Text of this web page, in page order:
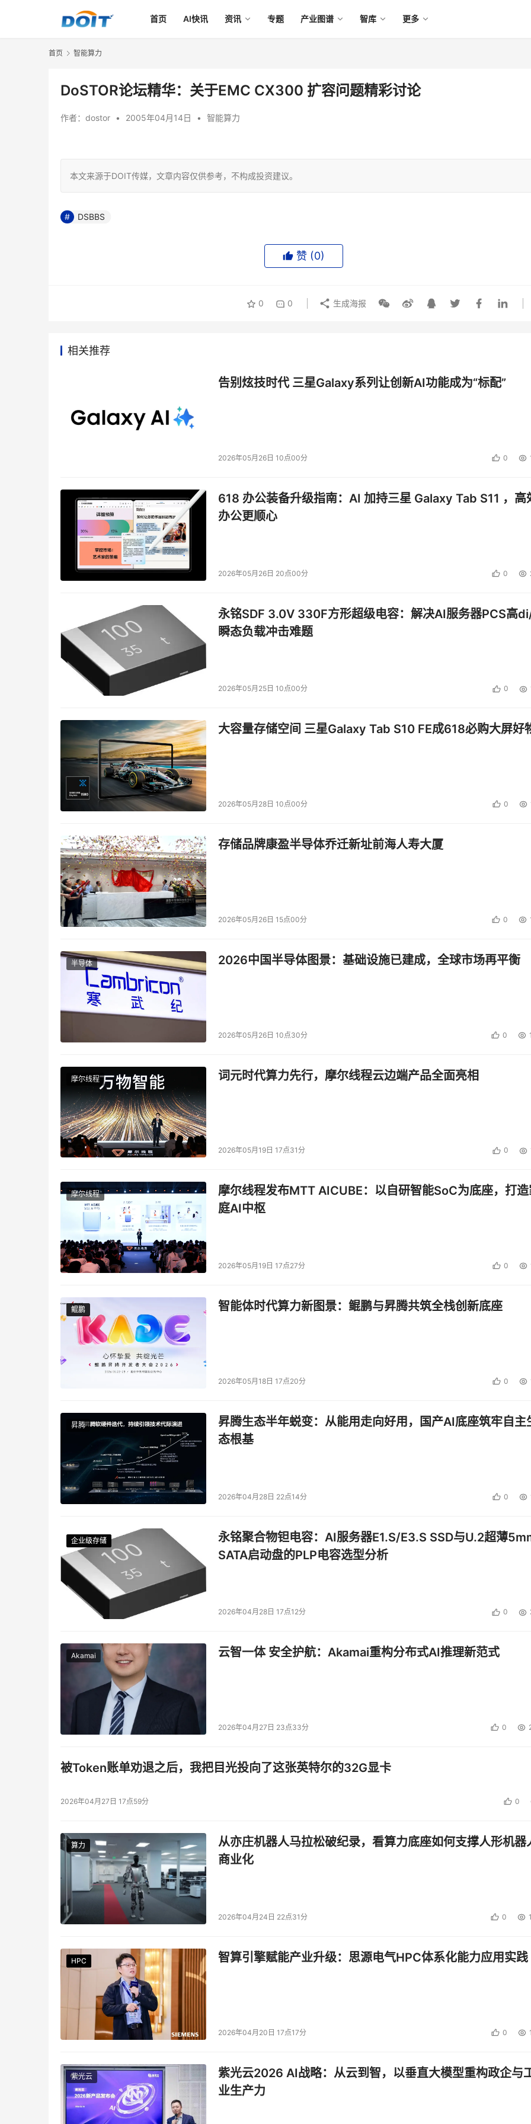
首页 AI快讯 资讯 专题 产业图谱 智库 更多
首页 智能算力
DoSTOR论坛精华：关于EMC CX300 扩容问题精彩讨论
作者： dostor • 2005年04月14日 • 智能算力
本文来源于DOIT传媒，文章内容仅供参考，不构成投资建议。
DSBBS
赞 (0)
0 0 生成海报
相关推荐
告别炫技时代 三星Galaxy系列让创新AI功能成为“标配”
2026年05月26日 10点00分 0
618 办公装备升级指南：AI 加持三星 Galaxy Tab S11 ，高
办公更顺心
2026年05月26日 20点00分 0
永铭SDF 3.0V 330F方形超级电容：解决AI服务器PCS高
瞬态负载冲击难题
2026年05月25日 10点00分 0
大容量存储空间 三星Galaxy Tab S10 FE成618必购大屏好
2026年05月28日 10点00分 0
存储品牌康盈半导体乔迁新址前海人寿大厦
2026年05月26日 15点00分 0
半导体 2026中国半导体图景：基础设施已建成，全球市场再平衡
2026年05月26日 10点30分 0
摩尔线程 词元时代算力先行，摩尔线程云边端产品全面亮相
2026年05月19日 17点31分 0
摩尔线程
摩尔线程发布MTT AICUBE：以自研智能SoC为底座，打
庭AI中枢
2026年05月19日 17点27分 0
鲲鹏
鲲鹏 智能体时代算力新图景：鲲鹏与昇腾共筑全栈创新底座
2026年05月18日 17点20分 0
昇腾
昇腾生态半年蜕变：从能用走向好用，国产AI底座筑牢自主
态根基
2026年04月28日 22点14分 0
企业级存储
企业级存储
企业级存储
企业级存储
永铭聚合物钽电容：AI服务器E1.S/E3.S SSD与U.2超薄
SATA启动盘的PLP电容选型分析
2026年04月28日 17点12分 0
Akamai 云智一体 安全护航：Akamai重构分布式AI推理新范式
2026年04月27日 23点33分 0
被Token账单劝退之后，我把目光投向了这张英特尔的32G显卡
2026年04月27日 17点59分 0
算力
算力
从亦庄机器人马拉松破纪录，看算力底座如何支撑人形机器
商业化
2026年04月24日 22点31分 0
HPC
HPC
HPC
HPC
HPC
HPC 智算引擎赋能产业升级：思源电气HPC体系化能力应用实践
2026年04月20日 17点17分 0
紫光云
紫光云2026 AI战略：从云到智，以垂直大模型重构政企与
业生产力